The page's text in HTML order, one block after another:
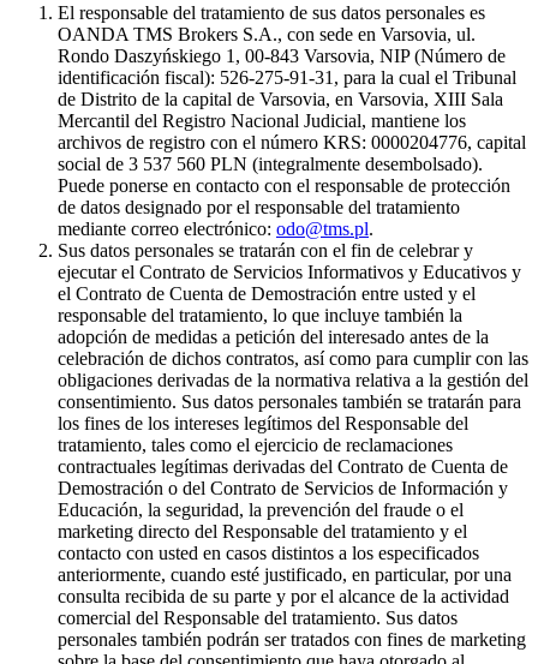
El responsable del tratamiento de sus datos personales es
OANDA TMS Brokers S.A., con sede en Varsovia, ul.
Rondo Daszyńskiego 1, 00-843 Varsovia, NIP (Número de
identificación fiscal): 526-275-91-31, para la cual el Tribunal
de Distrito de la capital de Varsovia, en Varsovia, XIII Sala
Mercantil del Registro Nacional Judicial, mantiene los
archivos de registro con el número KRS: 0000204776, capital
social de 3 537 560 PLN (integralmente desembolsado).
Puede ponerse en contacto con el responsable de protección
de datos designado por el responsable del tratamiento
mediante correo electrónico: odo@tms.pl.
Sus datos personales se tratarán con el fin de celebrar y
ejecutar el Contrato de Servicios Informativos y Educativos y
el Contrato de Cuenta de Demostración entre usted y el
responsable del tratamiento, lo que incluye también la
adopción de medidas a petición del interesado antes de la
celebración de dichos contratos, así como para cumplir con las
obligaciones derivadas de la normativa relativa a la gestión del
consentimiento. Sus datos personales también se tratarán para
los fines de los intereses legítimos del Responsable del
tratamiento, tales como el ejercicio de reclamaciones
contractuales legítimas derivadas del Contrato de Cuenta de
Demostración o del Contrato de Servicios de Información y
Educación, la seguridad, la prevención del fraude o el
marketing directo del Responsable del tratamiento y el
contacto con usted en casos distintos a los especificados
anteriormente, cuando esté justificado, en particular, por una
consulta recibida de su parte y por el alcance de la actividad
comercial del Responsable del tratamiento. Sus datos
personales también podrán ser tratados con fines de marketing